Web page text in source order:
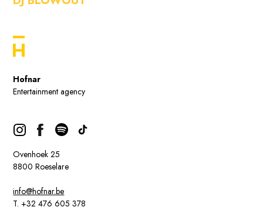
Hofnar
Entertainment agency
Ovenhoek 25
8800 Roeselare
info@hofnar.be
T. +32 476 605 378